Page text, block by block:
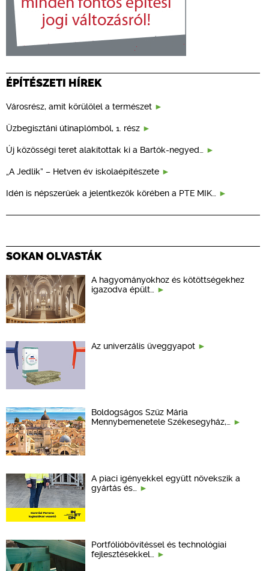
ÉPÍTÉSZETI HÍREK
Városrész, amit körülölel a természet
Üzbegisztáni útinaplómból, 1. rész
Új közösségi teret alakítottak ki a Bartók-negyed…
„A Jedlik” – Hetven év iskolaépítészete
Idén is népszerűek a jelentkezők körében a PTE MIK…
SOKAN OLVASTÁK
A hagyományokhoz és kötöttségekhez
igazodva épült…
Az univerzális üveggyapot
Boldogságos Szűz Mária
Mennybemenetele Székesegyház,…
A piaci igényekkel együtt növekszik a
gyártás és…
Portfólióbővítéssel és technológiai
fejlesztésekkel…